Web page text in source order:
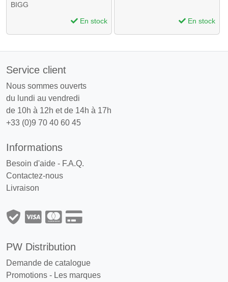
BIGG
En stock
En stock
Service client
Nous sommes ouverts
du lundi au vendredi
de 10h à 12h et de 14h à 17h
+33 (0)9 70 40 60 45
Informations
Besoin d'aide - F.A.Q.
Contactez-nous
Livraison
PW Distribution
Demande de catalogue
Promotions - Les marques